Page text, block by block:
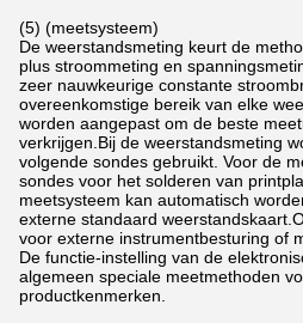
(5) (meetsysteem)
De weerstandsmeting keurt de
plus stroommeting en
zeer nauwkeurige constante
overeenkomstige bereik van elke
worden aangepast om de beste
verkrijgen.Bij de weerstandsmeting
volgende sondes gebruikt. Voor de
sondes voor het solderen van
meetsysteem kan automatisch
externe standaard
voor externe instrumentbesturing of
De functie-instelling van de
algemeen speciale meetmethoden
productkenmerken.